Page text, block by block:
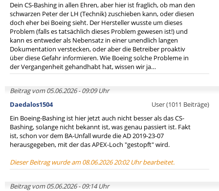
Dein CS-Bashing in allen Ehren, aber hier ist fraglich, ob man den
schwarzen Peter der LH (Technik) zuschieben kann, oder diesen
doch eher bei Boeing sieht. Der Hersteller wusste um dieses
Problem (falls es tatsächlich dieses Problem gewesen ist!) und
kann es entweder als Nebensatz in einer unendlich langen
Dokumentation verstecken, oder aber die Betreiber proaktiv
über diese Gefahr informieren. Wie Boeing solche Probleme in
der Vergangenheit gehandhabt hat, wissen wir ja…
Beitrag vom 05.06.2026 - 09:09 Uhr
Daedalos1504
User (1011 Beiträge)
Ein Boeing-Bashing ist hier jetzt auch nicht besser als das CS-
Bashing, solange nicht bekannt ist, was genau passiert ist. Fakt
ist, schon vor dem BA-Unfall wurde die AD 2019-23-07
herausgegeben, mit der das APEX-Loch "gestopft" wird.
Dieser Beitrag wurde am 08.06.2026 20:02 Uhr bearbeitet.
Beitrag vom 05.06.2026 - 09:14 Uhr